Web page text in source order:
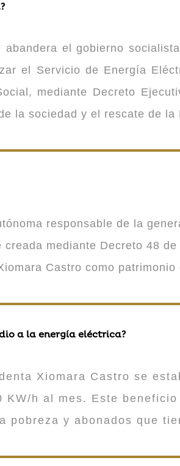
abandera el gobierno
el Servicio de Energía
mediante Decreto
la sociedad y el rescate de la
responsable de la
mediante Decreto 48
Castro como patrimonio
a la energía eléctrica?
Xiomara Castro se
KW/h al mes. Este
pobreza y abonados que